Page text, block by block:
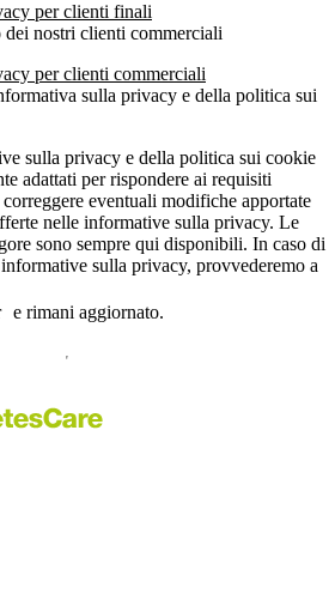
per clienti finali
dei nostri clienti commerciali
per clienti commerciali
sulla privacy e della politica sui
sulla privacy e della politica sui cookie
adattati per rispondere ai requisiti
eventuali modifiche apportate
nelle informative sulla privacy. Le
sono sempre qui disponibili. In caso di
sulla privacy, provvederemo a
e rimani aggiornato.